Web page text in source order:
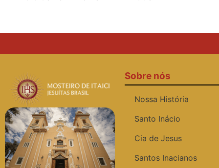
Sobre nós
Nossa História
Santo Inácio
Cia de Jesus
Santos Inacianos